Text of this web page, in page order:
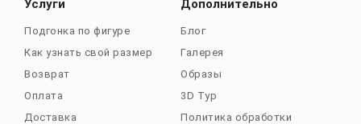
Услуги
Подгонка по фигуре
Как узнать свой размер
Возврат
Оплата
Доставка
Дополнительно
Блог
Галерея
Образы
3D Тур
Политика обработки